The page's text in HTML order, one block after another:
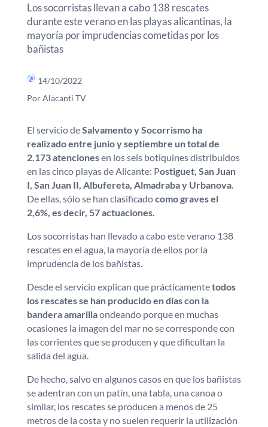
Los socorristas llevan a cabo 138 rescates
durante este verano en las playas alicantinas, la
mayoría por imprudencias cometidas por los
bañistas
14/10/2022
Por Alacanti TV
El servicio deSalvamento y Socorrismo ha
realizado entre junio y septiembre un total de
2.173 atencionesen los seis botiquines distribuidos
en las cinco playas de Alicante: Postiguet, San Juan
I, San Juan II, Albufereta, Almadraba y Urbanova.
De ellas, sólo se han clasificadocomo graves el
2,6%, es decir, 57 actuaciones.
Los socorristas han llevado a cabo este verano 138
rescates en el agua, la mayoría de ellos por la
imprudencia de los bañistas.
Desde el servicio explican que prácticamentetodos
los rescates se han producido en días con la
bandera amarillaondeando porque en muchas
ocasiones la imagen del mar no se corresponde con
las corrientes que se producen y que dificultan la
salida del agua.
De hecho, salvo en algunos casos en que los bañistas
se adentran con un patín, una tabla, una canoa o
similar, los rescates se producen a menos de 25
metros de la costa y no suelen requerir la utilización